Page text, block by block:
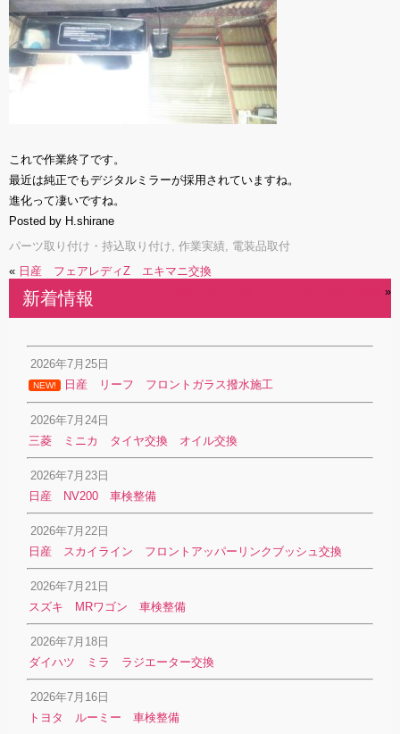
これで作業終了です。
最近は純正でもデジタルミラーが採用されていますね。
進化って凄いですね。
Posted by H.shirane
パーツ取り付け・持込取り付け, 作業実績, 電装品取付
« 日産 フェアレディZ エキマニ交換
»
新着情報
2026年7月25日
NEW! 日産 リーフ フロントガラス撥水施工
2026年7月24日
三菱 ミニカ タイヤ交換 オイル交換
2026年7月23日
日産 NV200 車検整備
2026年7月22日
日産 スカイライン フロントアッパーリンクブッシュ交換
2026年7月21日
スズキ MRワゴン 車検整備
2026年7月18日
ダイハツ ミラ ラジエーター交換
2026年7月16日
トヨタ ルーミー 車検整備